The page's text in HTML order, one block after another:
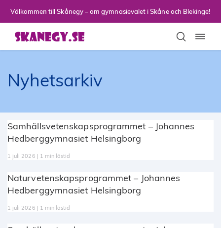
Välkommen till Skånegy – om gymnasievalet i Skåne och Blekinge!
Nyhetsarkiv
Samhällsvetenskapsprogrammet – Johannes
Hedberggymnasiet Helsingborg
1 juli 2026 | 1 min lästid
Naturvetenskapsprogrammet – Johannes
Hedberggymnasiet Helsingborg
1 juli 2026 | 1 min lästid